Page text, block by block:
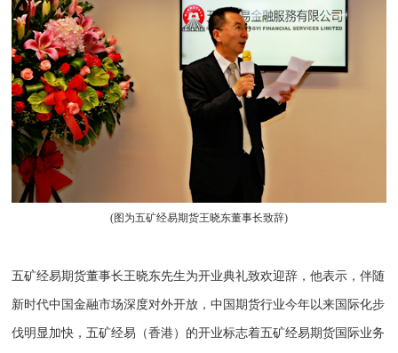
(图为五矿经易期货王晓东董事长致辞)
五矿经易期货董事长王晓东先生为开业典礼致欢迎辞，他表示，伴随
新时代中国金融市场深度对外开放，中国期货行业今年以来国际化步
伐明显加快，五矿经易（香港）的开业标志着五矿经易期货国际业务